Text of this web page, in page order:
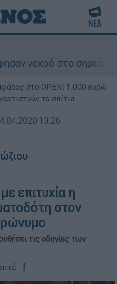
στο σημείο
στο OPEN: 1.000 ευρώ
τα σπίτια
13:26
επιτυχία η
στον
τις οδηγίες των
┋